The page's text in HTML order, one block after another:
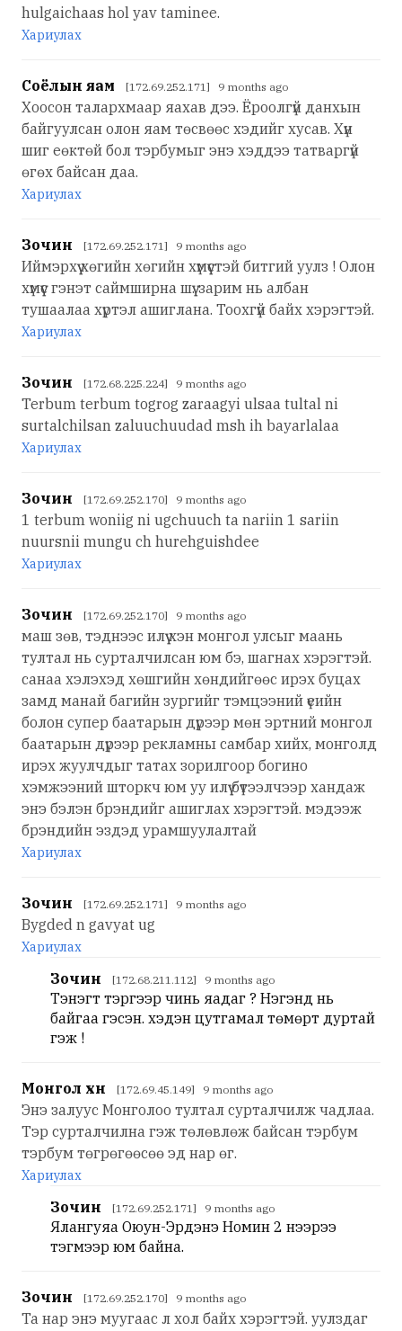
hulgaichaas hol yav taminee.
Хариулах
Соёлын яам [172.69.252.171] 9 months ago
Хоосон талархмаар яахав дээ. Ёроолгүй данхын
байгуулсан олон яам төсвөөс хэдийг хусав. Хүн
шиг еөктөй бол тэрбумыг энэ хэддээ татваргүй
өгөх байсан даа.
Хариулах
Зочин [172.69.252.171] 9 months ago
Иймэрхүү хөгийн хөгийн хүмүүстэй битгий уулз ! Олон
хүмүүс гэнэт саймширна шүү. зарим нь албан
тушаалаа хүртэл ашиглана. Тоохгүй байх хэрэгтэй.
Хариулах
Зочин [172.68.225.224] 9 months ago
Terbum terbum togrog zaraagyi ulsaa tultal ni
surtalchilsan zaluuchuudad msh ih bayarlalaa
Хариулах
Зочин [172.69.252.170] 9 months ago
1 terbum woniig ni ugchuuch ta nariin 1 sariin
nuursnii mungu ch hurehguishdee
Хариулах
Зочин [172.69.252.170] 9 months ago
маш зөв, тэднээс илүү хэн монгол улсыг маань
тултал нь сурталчилсан юм бэ, шагнах хэрэгтэй.
санаа хэлэхэд хөшгийн хөндийгөөс ирэх буцах
замд манай багийн зургийг тэмцээний үеийн
болон супер баатарын дүрээр мөн эртний монгол
баатарын дүрээр рекламны самбар хийх, монголд
ирэх жуулчдыг татах зорилгоор богино
хэмжээний шторкч юм уу илүү бүтээлчээр хандаж
энэ бэлэн брэндийг ашиглах хэрэгтэй. мэдээж
брэндийн эздэд урамшуулалтай
Хариулах
Зочин [172.69.252.171] 9 months ago
Bygded n gavyat ug
Хариулах
Зочин [172.68.211.112] 9 months ago
Тэнэгт тэрүүгээр чинь яадаг ? Нэгэнд нь
байгаа гэсэн. хэдэн цутгамал төмөрт дуртай
гэж !
Монгол хүн [172.69.45.149] 9 months ago
Энэ залуус Монголоо тултал сурталчилж чадлаа.
Тэр сурталчилна гэж төлөвлөж байсан тэрбум
тэрбум төгрөгөөсөө эд нар өг.
Хариулах
Зочин [172.69.252.171] 9 months ago
Ялангуяа Оюун-Эрдэнэ Номин 2 нээрээ
тэгмээр юм байна.
Зочин [172.69.252.170] 9 months ago
Та нар энэ муугаас л хол байх хэрэгтэй. уулздаг